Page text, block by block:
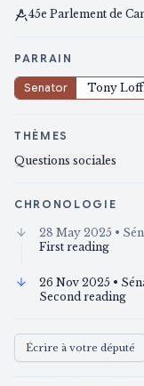
45e Parlement de
PARRAIN
Senator Tony
THÈMES
Questions sociales
CHRONOLOGIE
28 May 2025 •
First reading
26 Nov 2025 •
Second reading
Écrire à votre député